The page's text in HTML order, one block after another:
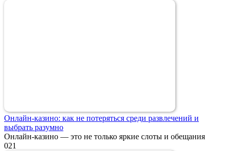
Онлайн-казино: как не потеряться среди развлечений и
выбрать разумно
Онлайн-казино — это не только яркие слоты и обещания
021